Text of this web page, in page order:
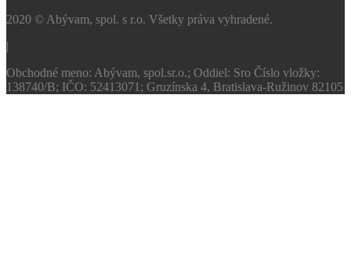
2020 © Abývam, spol. s r.o. Všetky práva vyhradené.
|
Obchodné meno: Abývam, spol.sr.o.; Oddiel: Sro Číslo vložky:
138740/B; IČO: 52413071; Gruzínska 4, Bratislava-Ružinov 82105